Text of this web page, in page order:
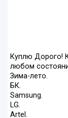
Куплю Дорого!
любом
Зима-лето.
БК.
Samsung.
LG.
Artel.